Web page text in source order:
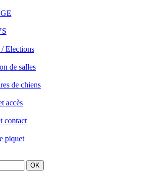
Elections
de salles
de chiens
accès
contact
piquet